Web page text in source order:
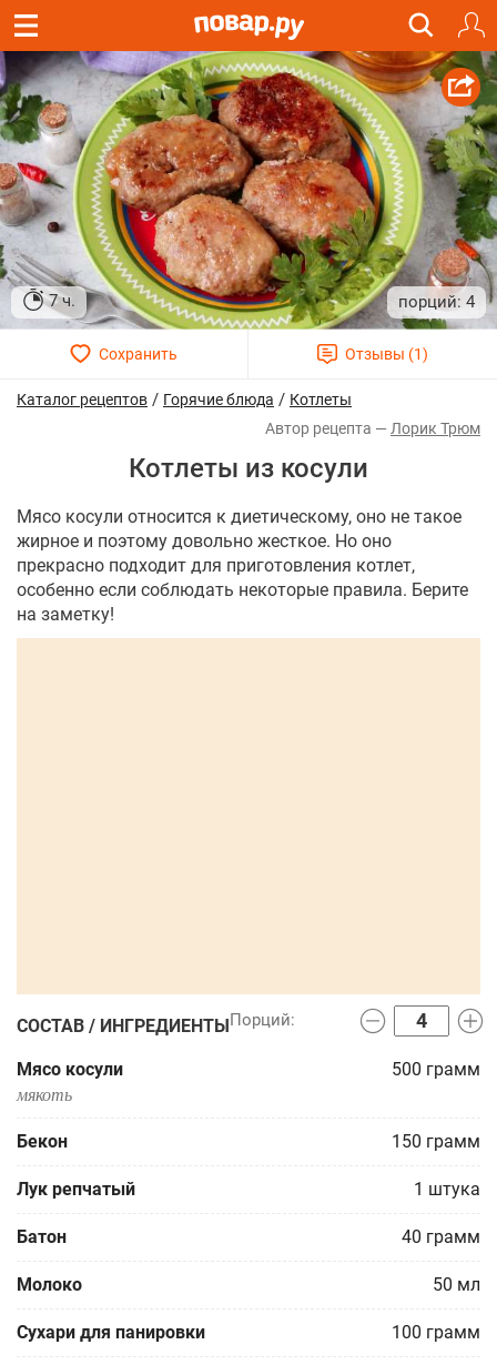
7 ч. 4
Каталог рецептов / Горячие блюда / Котлеты
Лорик Трюм
Котлеты из косули
Мясо косули относится к диетическому, оно не такое
жирное и поэтому довольно жесткое. Но оно
прекрасно подходит для приготовления котлет,
особенно если соблюдать некоторые правила. Берите
на заметку!
СОСТАВ / ИНГРЕДИЕНТЫ
Мясо косули 500 грамм
мякоть
Бекон 150 грамм
Лук репчатый 1 штука
Батон 40 грамм
Молоко 50 мл
Сухари для панировки 100 грамм